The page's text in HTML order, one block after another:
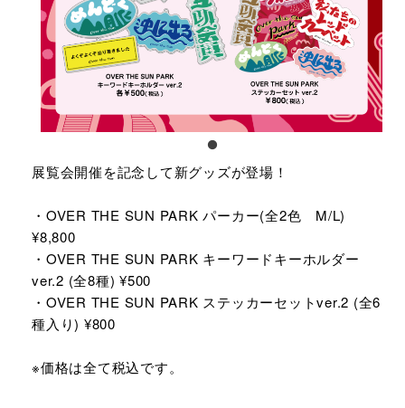
展覧会開催を記念して新グッズが登場！
・OVER THE SUN PARK パーカー(全2色 M/L)
¥8,800
・OVER THE SUN PARK キーワードキーホルダー
ver.2 (全8種) ¥500
・OVER THE SUN PARK ステッカーセットver.2 (全6
種入り) ¥800​
※価格は全て税込です。